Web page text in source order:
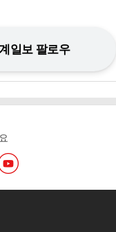
일보 팔로우